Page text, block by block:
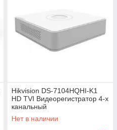
Hikvision DS-7104HQHI-K1
HD TVI Видеорегистратор 4-х
канальный
Нет в наличии